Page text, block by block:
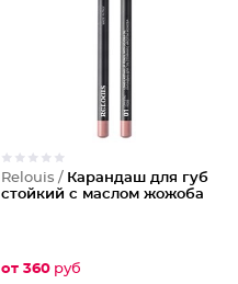
Relouis / Карандаш для губ
стойкий с маслом жожоба
от 360 руб